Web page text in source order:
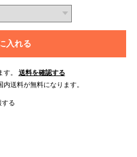
入れる
。
送料を確認する
送料が無料になります。
する